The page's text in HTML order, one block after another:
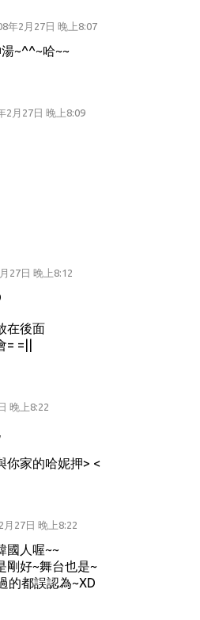
年2月27日 晚上8:07
~^^~哈~~
2月27日 晚上8:09
27日 晚上8:12
在後面
=||
晚上8:22
你家的哈妮押> <
月27日 晚上8:22
國人喔~~
剛好~舞台也是~
的都誤認為~XD